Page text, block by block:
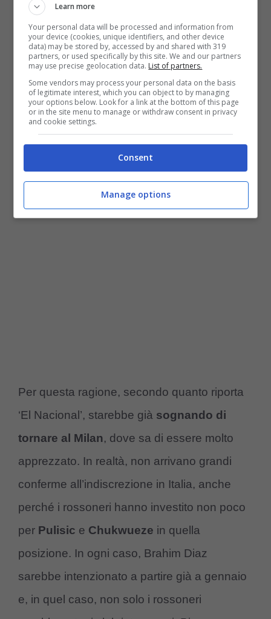
Brahim Diaz in azione con il Real Madrid (ansafoto) –
Per questa ragione, secondo quanto riporta
‘El Nacional’, starebbe già sognando di
tornare al Milan, dove sa di essere molto
apprezzato. In realtà, non arrivano grandi
conferme all’indiscrezione in Italia, anche
perché i rossoneri hanno investito non poco
per Pulisic e Chukwueze in quella
posizione. In ogni caso, Brahim Diaz
sarebbe intenzionato a partire già a gennaio
e, in quel caso, non solo i rossoneri
Learn more
Your personal data will be processed and information from
your device (cookies, unique identifiers, and other device
data) may be stored by, accessed by and shared with 319
partners, or used specifically by this site. We and our partners
may use precise geolocation data. List of partners.
Some vendors may process your personal data on the basis
of legitimate interest, which you can object to by managing
your options below. Look for a link at the bottom of this page
or in the site menu to manage or withdraw consent in privacy
and cookie settings.
Consent
Manage options